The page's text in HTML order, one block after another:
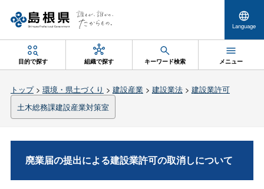
Language
目的で探す 組織で探す キーワード検索 メニュー
トップ> 環境・県土づくり > 建設産業> 建設業法> 建設業許可
土木総務課建設産業対策室
廃業届の提出による建設業許可の取消しについて